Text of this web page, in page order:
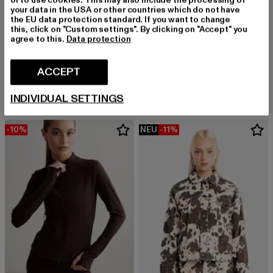
FELICIOUS
Vintage Tight Vest
EUR 45,99
Derzeitiger Preis: EUR 45,99
-10% NEU -11%
your data in the USA or other countries which do not have
the EU data protection standard. If you want to change
this, click on "Custom settings". By clicking on "Accept" you
agree to this. Data protection
ACCEPT
INDIVIDUAL SETTINGS